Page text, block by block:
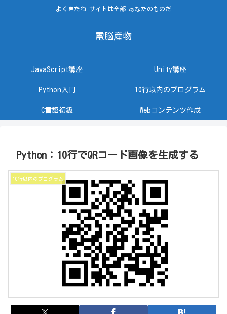
よくきたね サイトは全部 あなたのものだ
電脳産物
JavaScript講座 Unity講座
Python入門 10行以内のプログラム
C言語初級 Webコンテンツ作成
Python：10行でQRコード画像を生成する
10行以内のプログラム